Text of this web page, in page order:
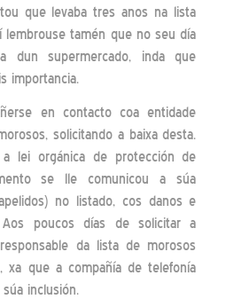
que levaba tres anos na lista
lembrouse tamén que no seu día
dun supermercado, inda que
importancia.
en contacto coa entidade
solicitando a baixa desta.
lei orgánica de protección de
se lle comunicou a súa
no listado, cos danos e
Aos poucos días de solicitar a
da lista de morosos
xa que a compañía de telefonía
inclusión.